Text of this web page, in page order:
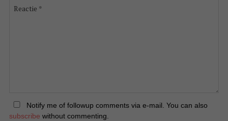
Notify me of followup comments via e-mail. You can also
subscribe without commenting.